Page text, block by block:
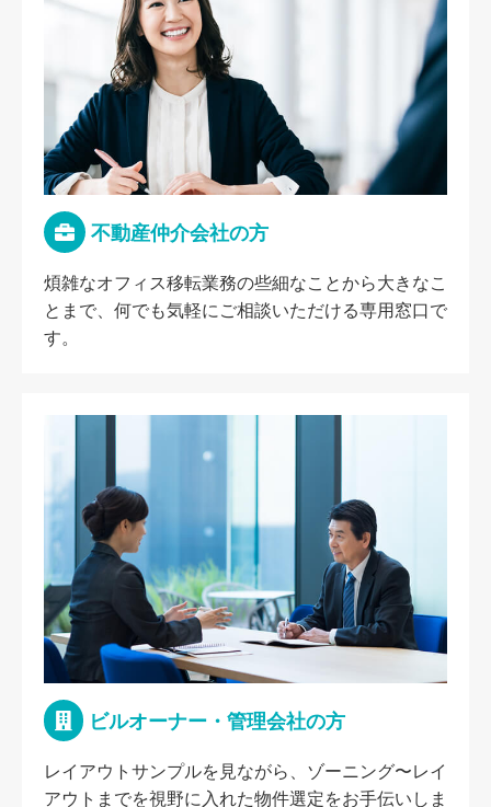
不動産仲介会社の方
煩雑なオフィス移転業務の些細なことから大きなこ
とまで、何でも気軽にご相談いただける専用窓口で
す。
ビルオーナー・管理会社の方
レイアウトサンプルを見ながら、ゾーニング〜レイ
アウトまでを視野に入れた物件選定をお手伝いしま